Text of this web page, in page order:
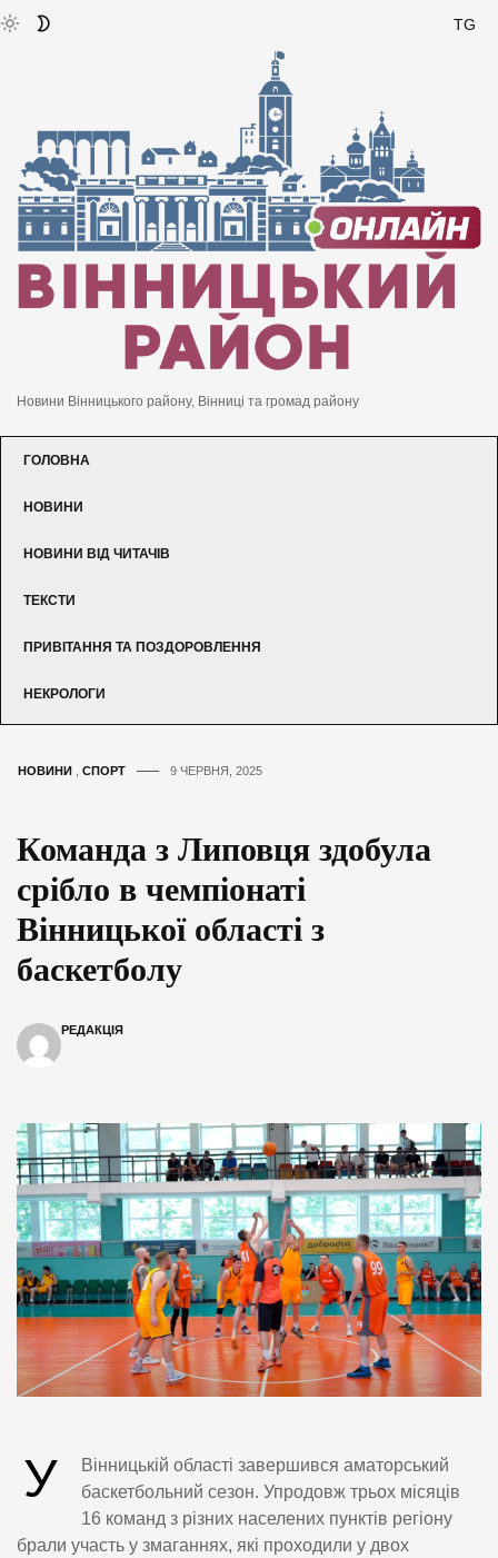
TG
Новини Вінницького району, Вінниці та громад району
ГОЛОВНА
НОВИНИ
НОВИНИ ВІД ЧИТАЧІВ
ТЕКСТИ
ПРИВІТАННЯ ТА ПОЗДОРОВЛЕННЯ
НЕКРОЛОГИ
НОВИНИ СПОРТ 9 ЧЕРВНЯ, 2025
Команда з Липовця здобула
срібло в чемпіонаті
Вінницької області з
баскетболу
РЕДАКЦІЯ
У
Вінницькій області завершився аматорський
баскетбольний сезон. Упродовж трьох місяців
16 команд з різних населених пунктів регіону
брали участь у змаганнях, які проходили у двох